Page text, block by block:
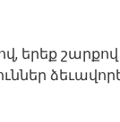
երեք